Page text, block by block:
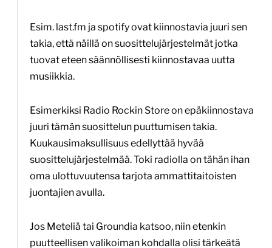
Esim. last.fm ja spotify ovat kiinnostavia juuri sen
takia, että näillä on suosittelujärjestelmät jotka
tuovat eteen säännöllisesti kiinnostavaa uutta
musiikkia.
Esimerkiksi Radio Rockin Store on epäkiinnostava
juuri tämän suosittelun puuttumisen takia.
Kuukausimaksullisuus edellyttää hyvää
suosittelujärjestelmää. Toki radiolla on tähän ihan
oma ulottuvuutensa tarjota ammattitaitoisten
juontajien avulla.
Jos Meteliä tai Groundia katsoo, niin etenkin
puutteellisen valikoiman kohdalla olisi tärkeätä